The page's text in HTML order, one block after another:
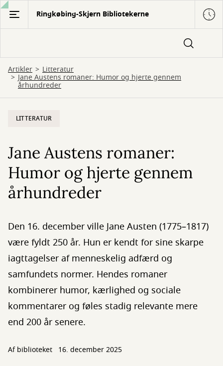
Gå
hovedindhold
Ringkøbing-Skjern Bibliotekerne
Artikler Litteratur
Jane Austens romaner: Humor og hjerte gennem
århundreder
LITTERATUR
Jane Austens romaner:
Humor og hjerte gennem
århundreder
Den 16. december ville Jane Austen (1775–1817)
være fyldt 250 år. Hun er kendt for sine skarpe
iagttagelser af menneskelig adfærd og
samfundets normer. Hendes romaner
kombinerer humor, kærlighed og sociale
kommentarer og føles stadig relevante mere
end 200 år senere.
Af biblioteket 16. december 2025